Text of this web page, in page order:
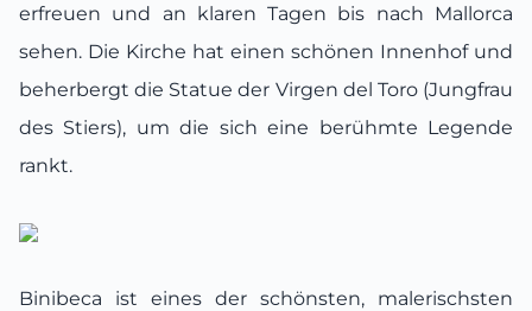
erfreuen und an klaren Tagen bis nach Mallorca
sehen. Die Kirche hat einen schönen Innenhof und
beherbergt die Statue der Virgen del Toro (Jungfrau
des Stiers), um die sich eine berühmte Legende
rankt.
Binibeca ist eines der schönsten, malerischsten